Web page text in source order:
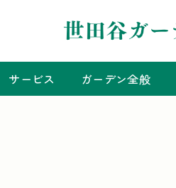
サービス ガーデン全般